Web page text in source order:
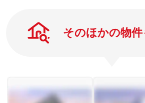
そのほかの物